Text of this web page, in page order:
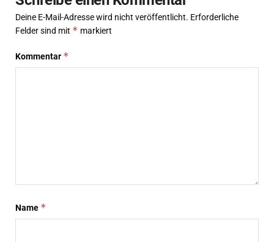
Deine E-Mail-Adresse wird nicht veröffentlicht. Erforderliche
Felder sind mit * markiert
Kommentar *
Name *